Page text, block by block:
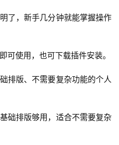
了，新手几分钟就能掌握操作
可使用，也可下载插件安装。
排版、不需要复杂功能的个人
础排版够用，适合不需要复杂